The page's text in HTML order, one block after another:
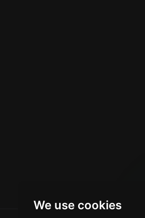
We use cookies